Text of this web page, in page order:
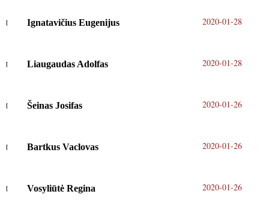
Ignatavičius Eugenijus 2020-01-28
Liaugaudas Adolfas 2020-01-28
Šeinas Josifas 2020-01-26
Bartkus Vaclovas 2020-01-26
Vosyliūtė Regina 2020-01-26